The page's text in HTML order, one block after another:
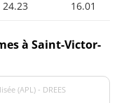
24.23 16.01
à Saint-Victor-
(APL) - DREES